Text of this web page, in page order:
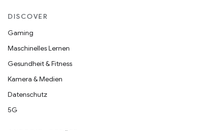
DISCOVER
Gaming
Maschinelles Lernen
Gesundheit & Fitness
Kamera & Medien
Datenschutz
5G